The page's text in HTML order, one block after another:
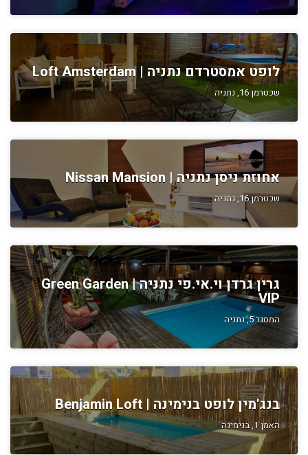
לופט אמסטרדם נתניה | Loft Amsterdam
שכטרמן 16, נתניה
אחוזת ניסן נתניה | Nissan Mansion
שכטרמן 16, נתניה
גרין גרדן וי.אי.פי נתניה | Green Garden
VIP
המסגר 5, נתניה
בנג'מין לופט בנימינה | Benjamin Loft
האמן 1, בנימינה